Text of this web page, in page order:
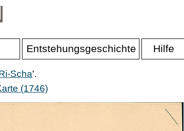
Entstehungsgeschichte Hilfe
Scha'.
(1746)